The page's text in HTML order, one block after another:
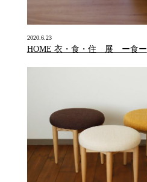
2020.6.23
HOME 衣・食・住 展 ー食ー